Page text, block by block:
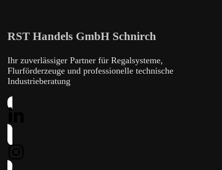
RST Handels GmbH Schnirch
Ihr zuverlässiger Partner für Regalsysteme,
Flurförderzeuge und professionelle technische
Industrieberatung